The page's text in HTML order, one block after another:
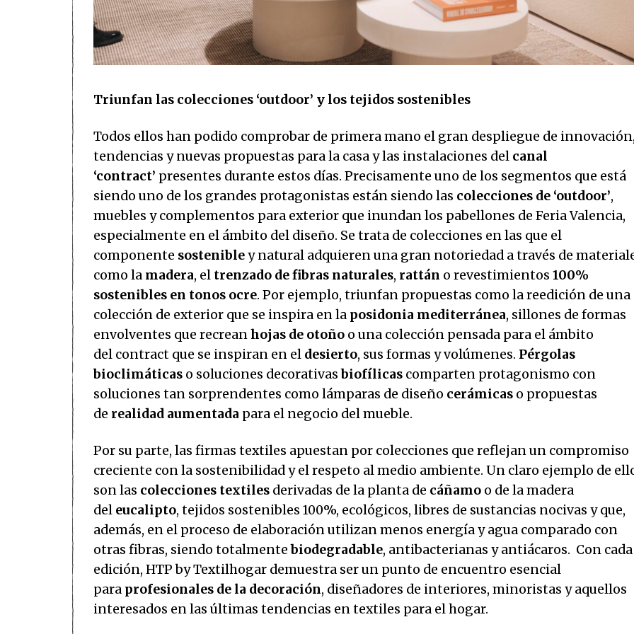
Triunfan las colecciones ‘outdoor’ y los tejidos sostenibles
Todos ellos han podido comprobar de primera mano el gran despliegue de
tendencias y nuevas propuestas para la casa y las instalaciones del canal
‘contract’ presentes durante estos días. Precisamente uno de los segmentos que está
siendo uno de los grandes protagonistas están siendo las colecciones de ‘outdoor’,
muebles y complementos para exterior que inundan los pabellones de Feria Valencia,
especialmente en el ámbito del diseño. Se trata de colecciones en las que el
componente sostenibley natural adquieren una gran notoriedad a través de
como la madera, el trenzado de fibras naturales, rattán o revestimientos 100%
sostenibles en tonos ocre. Por ejemplo, triunfan propuestas como la reedición de una
colección de exterior que se inspira en la posidonia mediterránea, sillones de formas
envolventes que recreanhojas de otoño o una colección pensada para el ámbito
del contract que se inspiran en el desierto, sus formas y volúmenes. Pérgolas
bioclimáticas o soluciones decorativasbiofílicas comparten protagonismo con
soluciones tan sorprendentes como lámparas de diseño cerámicas o propuestas
de realidad aumentada para el negocio del mueble.
Por su parte, las firmas textiles apuestan por colecciones que reflejan un compromiso
creciente con la sostenibilidad y el respeto al medio ambiente. Un claro ejemplo de
son las colecciones textiles derivadas de la planta de cáñamo o de la madera
del eucalipto, tejidos sostenibles 100%, ecológicos, libres de sustancias nocivas y que,
además, en el proceso de elaboración utilizan menos energía y agua comparado con
otras fibras, siendo totalmentebiodegradable, antibacterianas y antiácaros. Con cada
edición, HTP by Textilhogar demuestra ser un punto de encuentro esencial
para profesionales de la decoración, diseñadores de interiores, minoristas y aquellos
interesados en las últimas tendencias en textiles para el hogar.